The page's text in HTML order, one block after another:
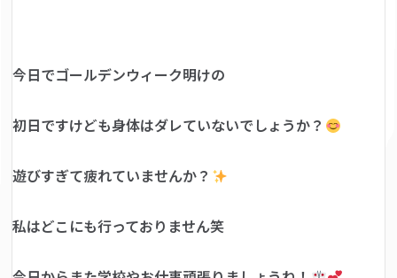
今日でゴールデンウィーク明けの
初日ですけども身体はダレていないでしょうか？
遊びすぎて疲れていませんか？
私はどこにも行っておりません笑